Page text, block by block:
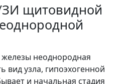
щитовидной
неоднородная
вид узла, гипоэхогенной
и начальная стадия